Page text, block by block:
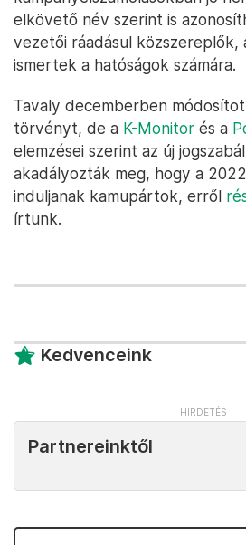
elkövető név szerint is
vezetői ráadásul közszereplők,
ismertek a hatóságok számára.
Tavaly decemberben
törvényt, de a K-Monitor és a
elemzései szerint az új
akadályozták meg, hogy a
induljanak kamupártok, erről
írtunk.
Kedvenceink
Partnereinktől